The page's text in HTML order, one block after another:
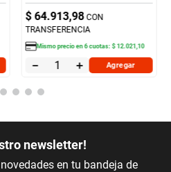
$ 64.913,98 CON
TRANSFERENCIA
Mismo precio en6cuotas:$ 12.021 10
＋
－ Agregar
newsletter!
en tu bandeja de